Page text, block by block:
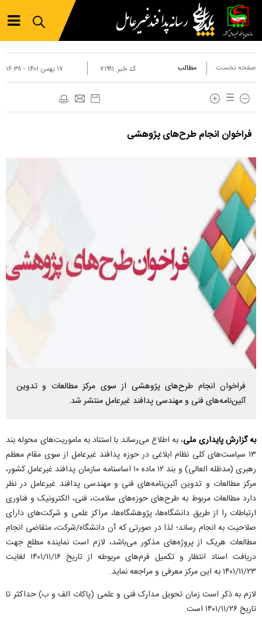
صفحه نخست مطالب ۱۷ بهمن ۱۴۰۱ - ۱۶:۳۸ کد خبر: ۷۱۹۹۱
فراخوان انجام طرح‌های پژوهشی
فراخوان انجام طرح‌های پژوهشی از سوی مرکز مطالعات و تدوین
آئین‌نامه‌های فنی و مهندسی پدافند غیرعامل منتشر شد.
به گزارش پایداری ملی، به اطلاع می‌رساند با استناد به ماموریت‌های محوله بند
۱۳ سیاست‌های کلی نظام ابلاغی در حوزه پدافند غیرعامل از سوی مقام معظم
رهبری (مدظله العالی) و بند ۱۲ ماده ۱۰ اساسنامه سازمان پدافند غیرعامل کشور،
مرکز مطالعات و تدوین آئین‌نامه‌های فنی و مهندسی پدافند غیرعامل در نظر
دارد مطالعات مربوط به طرح‌های حوزه‌های سلامت، فنی، الکترونیک و فناوری
ارتباطات را از طریق دانشگاه‌ها، پژوهشگاه‌ها، مراکز علمی و شرکت‌های دارای
صلاحیت به انجام رساند؛ لذا در صورتی که آن دانشگاه/شرکت، متقاضی انجام
مطالعات هریک از پروژه‌های مذکور می‌باشد، لازم است نماینده مطلع جهت
دریافت اسناد انتظار و تکمیل فرم‌های مربوطه از تاریخ ۱۴۰۱/۱۱/۱۶ لغایت
۱۴۰۱/۱۱/۲۳ به این مرکز معرفی و مراجعه نماید.
لازم به ذکر است زمان تحویل مدارک فنی و علمی (پاکات الف و ب) حداکثر تا
تاریخ ۱۴۰۱/۱۱/۲۶ است.